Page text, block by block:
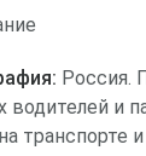
Россия.
водителей и
транспорте